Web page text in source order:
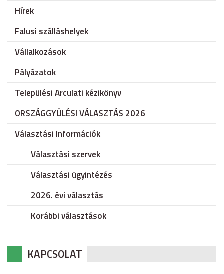
Hírek
Falusi szálláshelyek
Vállalkozások
Pályázatok
Települési Arculati kézikönyv
ORSZÁGGYÜLÉSI VÁLASZTÁS 2026
Választási Információk
Választási szervek
Választási ügyintézés
2026. évi választás
Korábbi választások
KAPCSOLAT